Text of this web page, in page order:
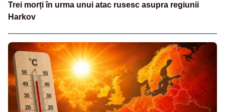
Trei morți în urma unui atac rusesc asupra regiunii
Harkov